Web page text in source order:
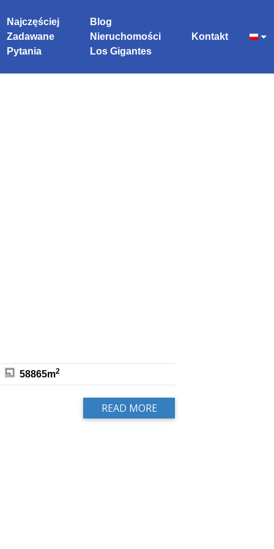
Najczęściej
Zadawane
Pytania
Blog
Nieruchomości
Los Gigantes
Kontakt
58865m2
READ MORE